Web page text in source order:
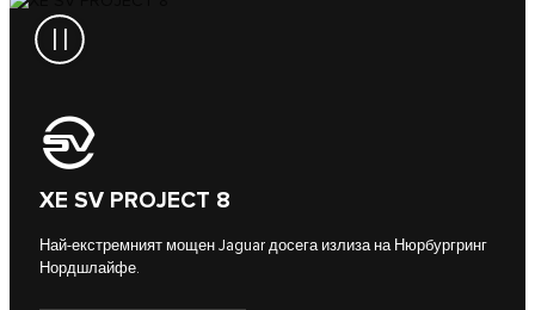
XE SV PROJECT 8
Най-екстремният мощен Jaguar досега излиза на Нюрбургринг
Нордшлайфе.